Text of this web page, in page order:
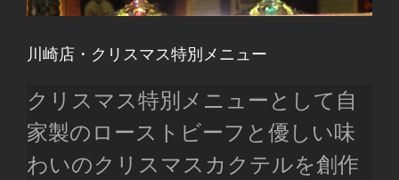
川崎店・クリスマス特別メニュー
クリスマス特別メニューとして自
家製のローストビーフと優しい味
わいのクリスマスカクテルを創作